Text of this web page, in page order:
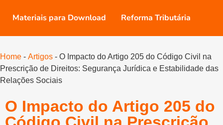
Materiais para Download Reforma Tributária
Home - Artigos - O Impacto do Artigo 205 do Código Civil na
Prescrição de Direitos: Segurança Jurídica e Estabilidade das
Relações Sociais
O Impacto do Artigo 205 do